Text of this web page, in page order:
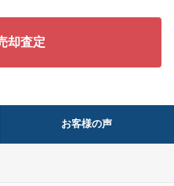
却査定
お客様の声